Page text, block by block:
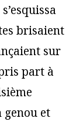
brisaient
sur
part à
et